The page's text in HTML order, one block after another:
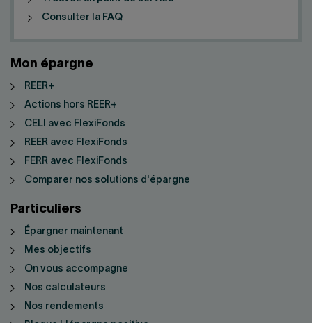
Consulter la FAQ
Mon épargne
REER+
Actions hors REER+
CELI avec FlexiFonds
REER avec FlexiFonds
FERR avec FlexiFonds
Comparer nos solutions d'épargne
Particuliers
Épargner maintenant
Mes objectifs
On vous accompagne
Nos calculateurs
Nos rendements